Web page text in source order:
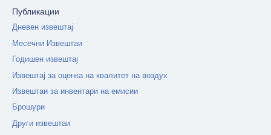
Публикации
Дневен извештај
Месечни Извештаи
Годишен извештај
Извештај за оценка на квалитет на воздух
Извештаи за инвентари на емисии
Брошури
Други извештаи